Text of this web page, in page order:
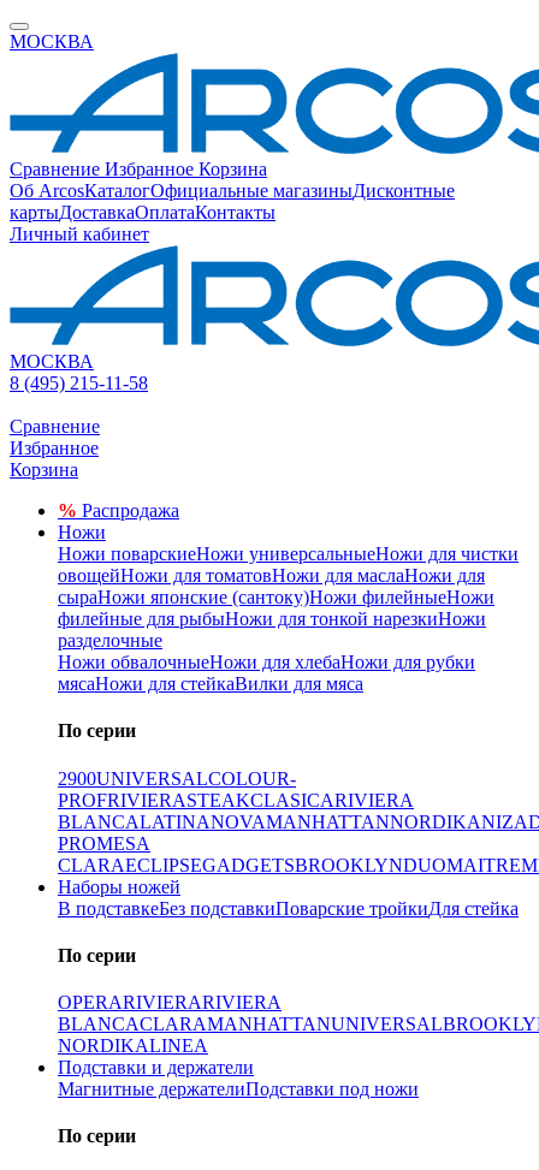
МОСКВА
Сравнение Избранное Корзина
Об ArcosКаталогОфициальные магазиныДисконтные
картыДоставкаОплатаКонтакты
Личный кабинет
МОСКВА
8 (495) 215-11-58
Сравнение
Избранное
Корзина
% Распродажа
Ножи
Ножи поварскиеНожи универсальныеНожи для чистки
овощейНожи для томатовНожи для маслаНожи для
сыраНожи японские (сантоку)Ножи филейныеНожи
филейные для рыбыНожи для тонкой нарезкиНожи
разделочные
Ножи обвалочныеНожи для хлебаНожи для рубки
мясаНожи для стейкаВилки для мяса
По серии
2900UNIVERSALCOLOUR-
PROFRIVIERASTEAKCLASICARIVIERA
BLANCALATINANOVAMANHATTANNORDIKANIZA
PROMESA
CLARAECLIPSEGADGETSBROOKLYNDUOMAITRE
Наборы ножей
В подставкеБез подставкиПоварские тройкиДля стейка
По серии
OPERARIVIERARIVIERA
BLANCACLARAMANHATTANUNIVERSAL
NORDIKALINEA
Подставки и держатели
Магнитные держателиПодставки под ножи
По серии